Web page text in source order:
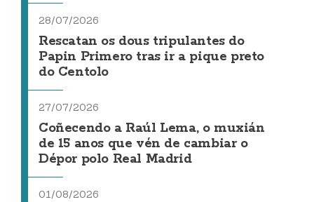
28/07/2026
Rescatan os dous tripulantes do
Papin Primero tras ir a pique preto
do Centolo
27/07/2026
Coñecendo a Raúl Lema, o muxián
de 15 anos que vén de cambiar o
Dépor polo Real Madrid
01/08/2026